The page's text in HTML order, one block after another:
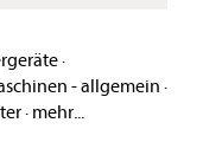
·
- allgemein ·
· mehr...